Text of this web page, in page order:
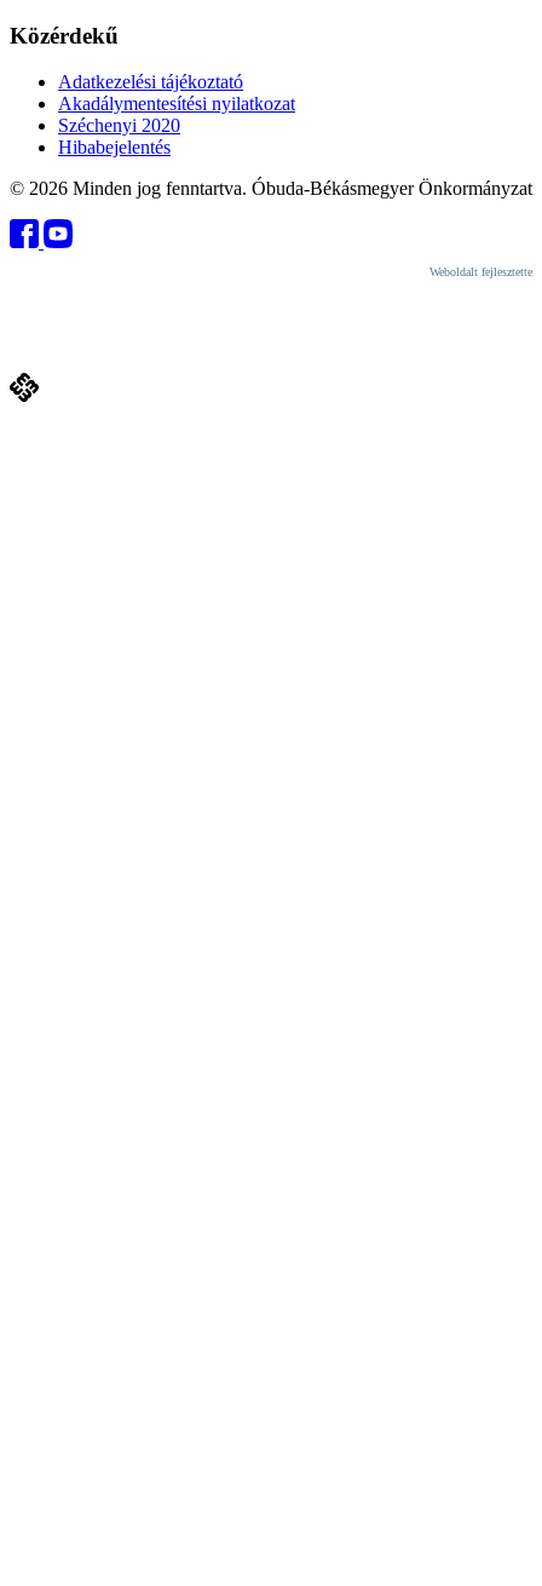
Közérdekű
Adatkezelési tájékoztató
Akadálymentesítési nyilatkozat
Széchenyi 2020
Hibabejelentés
© 2026 Minden jog fenntartva. Óbuda-Békásmegyer Önkormányzat
Weboldalt fejlesztette